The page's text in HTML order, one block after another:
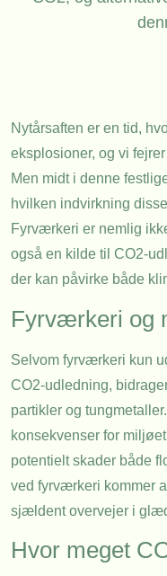
Nytårsaften er en tid,
eksplosioner, og vi
Men midt i denne
hvilken indvirkning
Fyrværkeri er nemlig
også en kilde til CO2-
der kan påvirke både
Fyrværkeri og
Selvom fyrværkeri kun
CO2-udledning,
partikler og
konsekvenser for
potentielt skader både
ved fyrværkeri kommer
sjældent overvejer i
Hvor meget